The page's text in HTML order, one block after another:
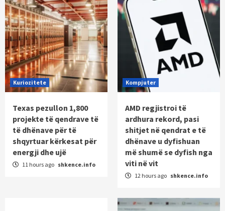
Kuriozitete
Texas pezullon 1,800
projekte të qendrave të
të dhënave për të
shqyrtuar kërkesat për
energji dhe ujë
11 hours ago shkence.info
Kompjuter
AMD regjistroi të
ardhura rekord, pasi
shitjet në qendrat e të
dhënave u dyfishuan
më shumë se dyfish nga
viti në vit
12 hours ago shkence.info